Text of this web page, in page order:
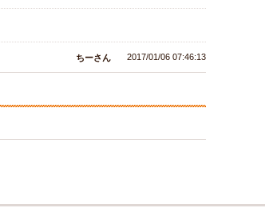
ちーさん 2017/01/06 07:46:13